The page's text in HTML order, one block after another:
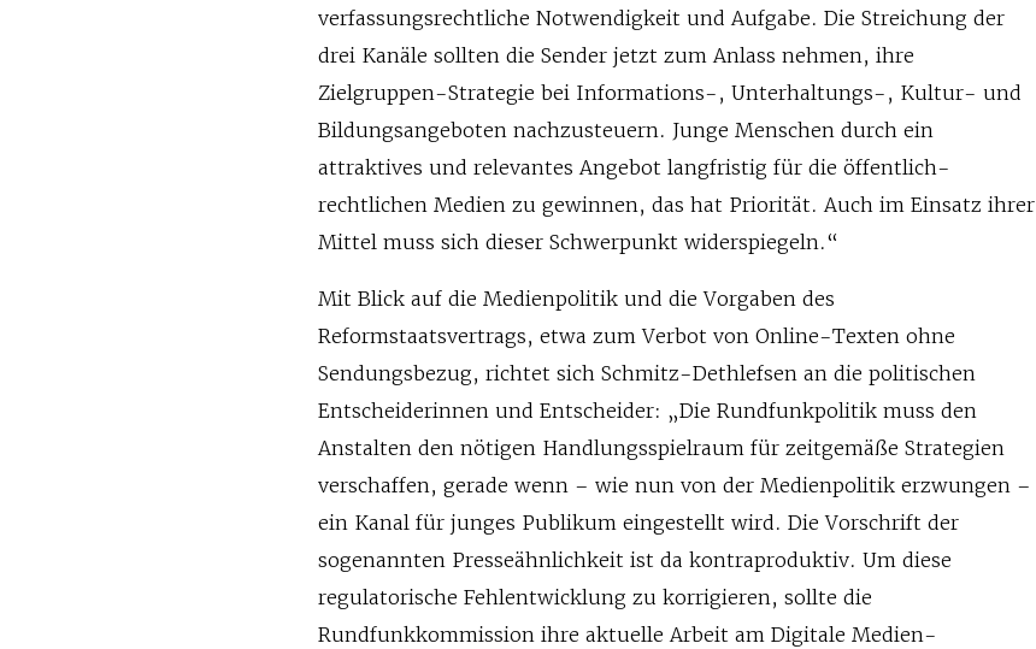
verfassungsrechtliche Notwendigkeit und Aufgabe. Die Streichung der
drei Kanäle sollten die Sender jetzt zum Anlass nehmen, ihre
Zielgruppen-Strategie bei Informations-, Unterhaltungs-, Kultur- und
Bildungsangeboten nachzusteuern. Junge Menschen durch ein
attraktives und relevantes Angebot langfristig für die öffentlich-
rechtlichen Medien zu gewinnen, das hat Priorität. Auch im Einsatz ihrer
Mittel muss sich dieser Schwerpunkt widerspiegeln.“
Mit Blick auf die Medienpolitik und die Vorgaben des
Reformstaatsvertrags, etwa zum Verbot von Online-Texten ohne
Sendungsbezug, richtet sich Schmitz-Dethlefsen an die politischen
Entscheiderinnen und Entscheider: „Die Rundfunkpolitik muss den
Anstalten den nötigen Handlungsspielraum für zeitgemäße Strategien
verschaffen, gerade wenn – wie nun von der Medienpolitik erzwungen –
ein Kanal für junges Publikum eingestellt wird. Die Vorschrift der
sogenannten Presseähnlichkeit ist da kontraproduktiv. Um diese
regulatorische Fehlentwicklung zu korrigieren, sollte die
Rundfunkkommission ihre aktuelle Arbeit am Digitale Medien-